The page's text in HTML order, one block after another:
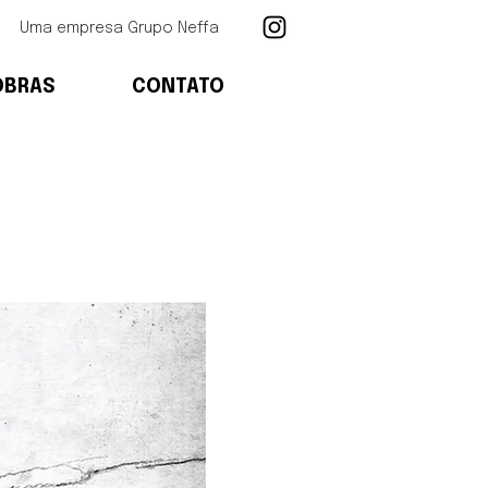
Uma empresa Grupo Neffa
CONTATO